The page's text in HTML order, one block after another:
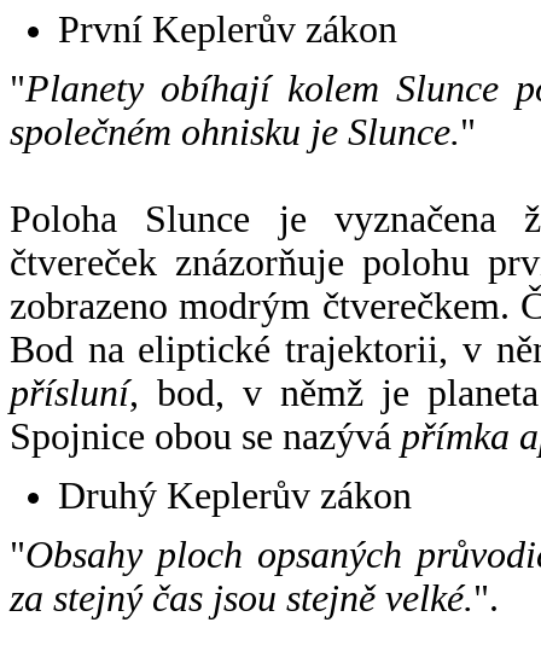
První Keplerův zákon
"Planety obíhají kolem Slunce
společném ohnisku je Slunce."
Poloha Slunce je vyznačena
čtvereček znázorňuje polohu
zobrazeno modrým čtverečkem.
Bod na eliptické trajektorii, v
přísluní, bod, v němž je
Spojnice obou se nazývá přímka
Druhý Keplerův zákon
"Obsahy ploch opsaných
za stejný čas jsou stejně velké.".